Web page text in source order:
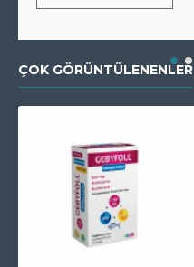
ÇOK GÖRÜNTÜLENENLER